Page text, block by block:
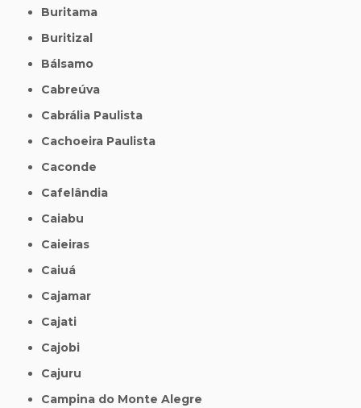
Buritama
Buritizal
Bálsamo
Cabreúva
Cabrália Paulista
Cachoeira Paulista
Caconde
Cafelândia
Caiabu
Caieiras
Caiuá
Cajamar
Cajati
Cajobi
Cajuru
Campina do Monte Alegre